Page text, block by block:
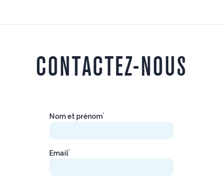
CONTACTEZ-NOUS
Nom et prénom*
Email*